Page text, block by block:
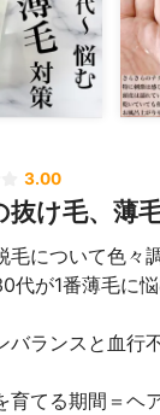
3.00
抜け毛、薄
毛について色々
代が1番薄毛に
バランスと血行
育てる期間＝ヘ